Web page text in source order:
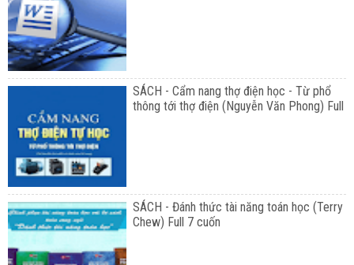
SÁCH - Cẩm nang thợ điện học - Từ phổ
thông tới thợ điện (Nguyễn Văn Phong) Full
SÁCH - Đánh thức tài năng toán học (Terry
Chew) Full 7 cuốn